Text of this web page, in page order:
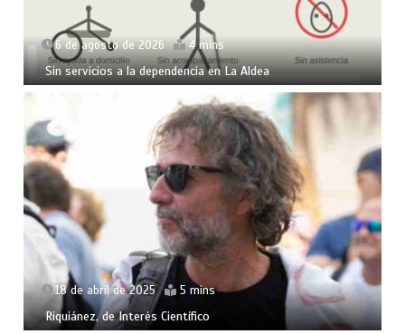
6 de agosto de 2026 4 mins
Sin servicios a la dependencia en La Aldea
18 de abril de 2025 5 mins
Riquiánez, de Interés Científico